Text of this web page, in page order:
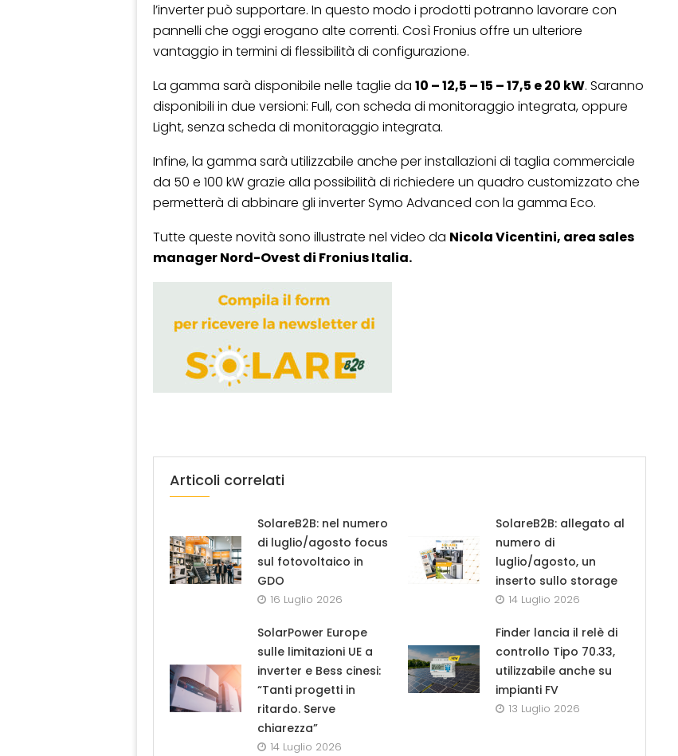
l’inverter può supportare. In questo modo i prodotti potranno lavorare con
pannelli che oggi erogano alte correnti. Così Fronius offre un ulteriore
vantaggio in termini di flessibilità di configurazione.
La gamma sarà disponibile nelle taglie da 10 – 12,5 – 15 – 17,5 e 20 kW. Saranno
disponibili in due versioni: Full, con scheda di monitoraggio integrata, oppure
Light, senza scheda di monitoraggio integrata.
Infine, la gamma sarà utilizzabile anche per installazioni di taglia commerciale
da 50 e 100 kW grazie alla possibilità di richiedere un quadro customizzato che
permetterà di abbinare gli inverter Symo Advanced con la gamma Eco.
Tutte queste novità sono illustrate nel video da Nicola Vicentini, area sales
manager Nord-Ovest di Fronius Italia.
Articoli correlati
SolareB2B: nel numero
di luglio/agosto focus
sul fotovoltaico in
GDO
16 Luglio 2026
SolareB2B: allegato al
numero di
luglio/agosto, un
inserto sullo storage
14 Luglio 2026
SolarPower Europe
sulle limitazioni UE a
inverter e Bess cinesi:
“Tanti progetti in
ritardo. Serve
chiarezza”
14 Luglio 2026
Finder lancia il relè di
controllo Tipo 70.33,
utilizzabile anche su
impianti FV
13 Luglio 2026